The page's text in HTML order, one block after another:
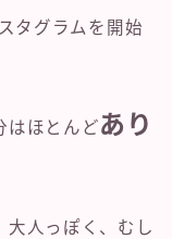
タグラムを開始
はほとんどあり
大人っぽく、むし